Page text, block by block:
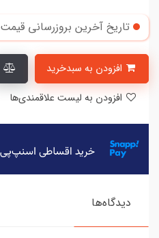
تاریخ آخرین بروزرسانی قیمت
دیدگاه‌ها